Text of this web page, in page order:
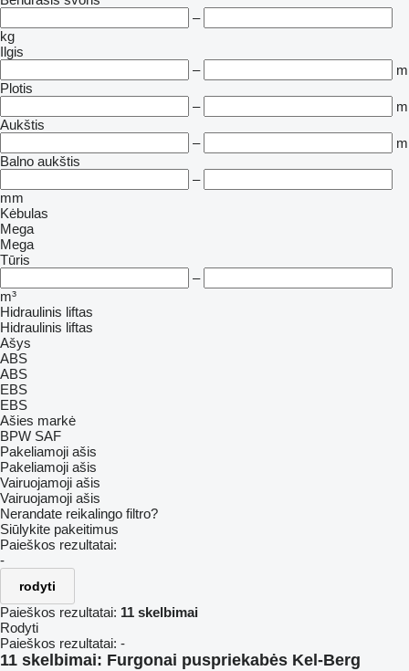
–
kg
Ilgis
–
m
Plotis
–
m
Aukštis
–
m
Balno aukštis
–
mm
Kėbulas
Mega
Mega
Tūris
–
m³
Hidraulinis liftas
Hidraulinis liftas
Ašys
ABS
ABS
EBS
EBS
Ašies markė
BPW SAF
Pakeliamoji ašis
Pakeliamoji ašis
Vairuojamoji ašis
Vairuojamoji ašis
Nerandate reikalingo filtro?
Siūlykite pakeitimus
Paieškos rezultatai:
-
rodyti
Paieškos rezultatai: 11 skelbimai
Rodyti
Paieškos rezultatai: -
11 skelbimai: Furgonai puspriekabės Kel-Berg